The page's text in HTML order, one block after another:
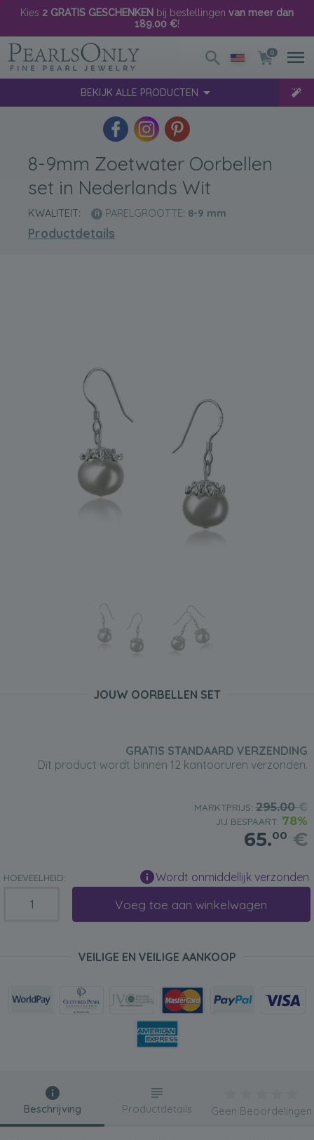
Kies 2 GRATIS GESCHENKEN bij bestellingen van meer dan
189.00 €!
0
BEKIJK ALLE PRODUCTEN
8-9mm Zoetwater Oorbellen
set in Nederlands Wit
KWALITEIT: PARELGROOTTE: 8-9 mm
Productdetails
JOUW OORBELLEN SET
GRATIS STANDAARD VERZENDING
Dit product wordt binnen 12 kantooruren verzonden.
MARKTPRIJS: 295.00€
JIJ BESPAART: 78%
65.00 €
HOEVEELHEID: Wordt onmiddellijk verzonden
Voeg toe aan winkelwagen
VEILIGE EN VEILIGE AANKOOP
Beschrijving Productdetails Geen Beoordelingen